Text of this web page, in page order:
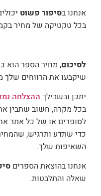
אנחנו בסיפור פשוט
בכל טקטיקה של מחיר
לסיכום, מחיר הספר הוא
שיקבעו את הרווחים שלך
יתכן ובשבילךההצלחה
בכל מקרה, חשוב שתבין את
לסופרים או של כל אתר
כדי שתדע ותרגיש,
השאיפות שלך.
אנחנו בהוצאת הספרים
שאלה והתלבטות.